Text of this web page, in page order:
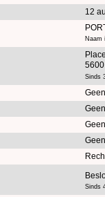
12
Naam
Sinds
Sinds